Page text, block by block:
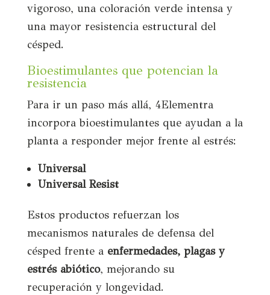
vigoroso, una coloración verde intensa y
una mayor resistencia estructural del
césped.
Bioestimulantes que potencian la
resistencia
Para ir un paso más allá, 4Elementra
incorpora bioestimulantes que ayudan a la
planta a responder mejor frente al estrés:
Universal
Universal Resist
Estos productos refuerzan los
mecanismos naturales de defensa del
césped frente a enfermedades, plagas y
estrés abiótico, mejorando su
recuperación y longevidad.